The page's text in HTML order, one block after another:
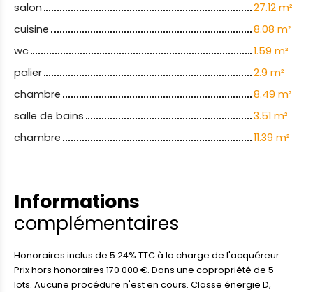
salon
27.12 m²
cuisine
8.08 m²
wc
1.59 m²
palier
2.9 m²
chambre
8.49 m²
salle de bains
3.51 m²
chambre
11.39 m²
Informations
complémentaires
Honoraires inclus de 5.24% TTC à la charge de l'acquéreur.
Prix hors honoraires 170 000 €. Dans une copropriété de 5
lots. Aucune procédure n'est en cours. Classe énergie D,